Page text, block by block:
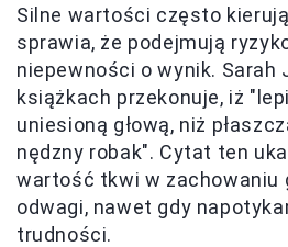
Silne wartości często
sprawia, że podejmują
niepewności o wynik. Sarah
książkach przekonuje, iż
uniesioną głową, niż
nędzny robak". Cytat ten
wartość tkwi w zachowaniu
odwagi, nawet gdy
trudności.